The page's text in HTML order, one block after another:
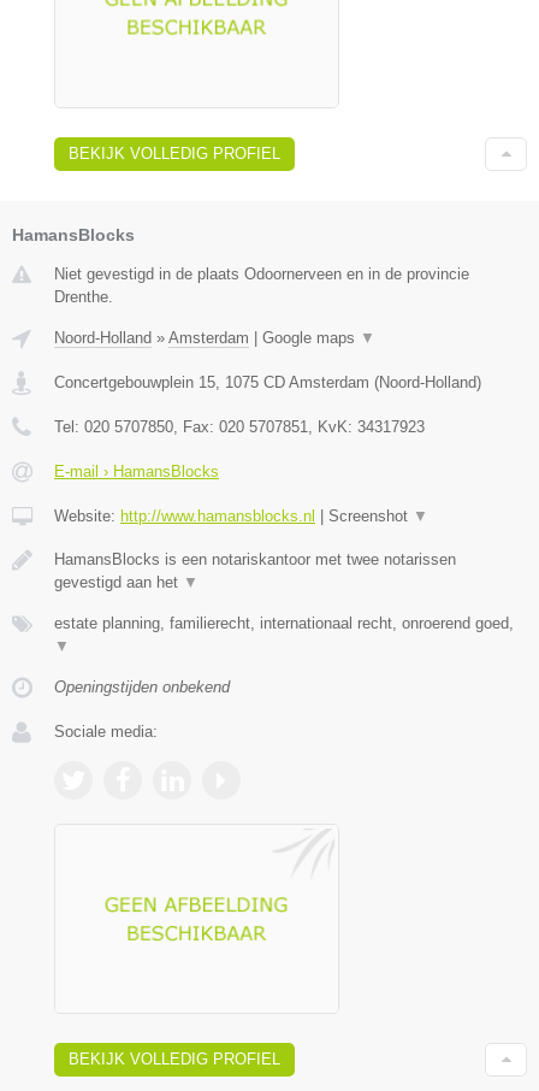
BEKIJK VOLLEDIG PROFIEL
HamansBlocks
Niet gevestigd in de plaats Odoornerveen en in de provincie
Drenthe.
Noord-Holland » Amsterdam Google maps ▼
Concertgebouwplein 15 1075 CD Amsterdam (Noord-Holland)
Tel: 020 5707850 , Fax: 020 5707851 , KvK: 34317923
E-mail › HamansBlocks
Website: http://www.hamansblocks.nl Screenshot ▼
HamansBlocks is een notariskantoor met twee notarissen
gevestigd aan het ▼
estate planning, familierecht, internationaal recht, onroerend goed,
▼
Openingstijden onbekend
Sociale media:
BEKIJK VOLLEDIG PROFIEL